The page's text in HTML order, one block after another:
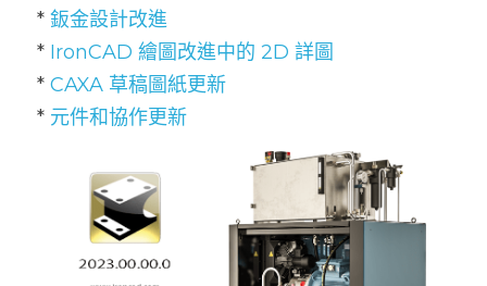
* 鈑金設計改進
* IronCAD 繪圖改進中的 2D 詳圖
* CAXA 草稿圖紙更新
* 元件和協作更新